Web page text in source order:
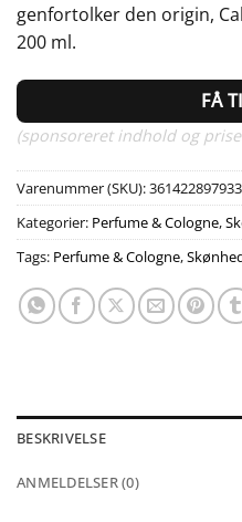
genfortolker den origin,
200 ml.
FÅ
(sponsoreret indhold og
Varenummer (SKU):
Kategorier: Perfume & Cologne,
Tags: Perfume & Cologne,
BESKRIVELSE
ANMELDELSER (0)